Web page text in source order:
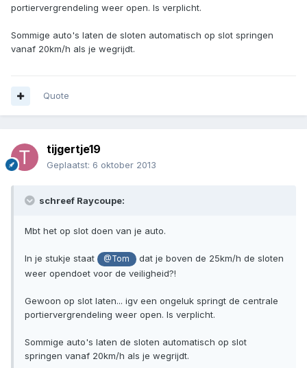
portiervergrendeling weer open. Is verplicht.
Sommige auto's laten de sloten automatisch op slot springen
vanaf 20km/h als je wegrijdt.
Quote
tijgertje19
Geplaatst: 6 oktober 2013
schreef Raycoupe:
Mbt het op slot doen van je auto.
In je stukje staat @Tom
dat je boven de 25km/h de sloten
weer opendoet voor de veiligheid?!
Gewoon op slot laten... igv een ongeluk springt de centrale
portiervergrendeling weer open. Is verplicht.
Sommige auto's laten de sloten automatisch op slot
springen vanaf 20km/h als je wegrijdt.